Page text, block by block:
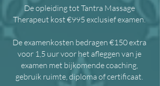
De opleiding tot Tantra Massage
Therapeut kost €995 exclusief examen.
De examenkosten bedragen €150 extra
voor 1,5 uur voor het afleggen van je
examen met bijkomende coaching,
gebruik ruimte, diploma of certificaat.